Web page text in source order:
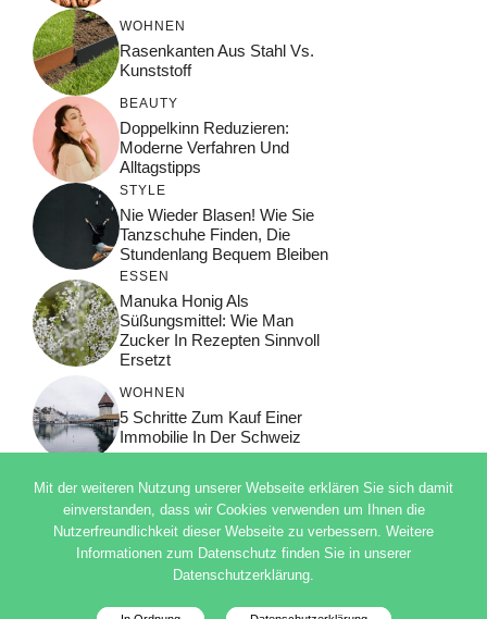
WOHNEN
Rasenkanten Aus Stahl Vs.
Kunststoff
BEAUTY
Doppelkinn Reduzieren:
Moderne Verfahren Und
Alltagstipps
STYLE
Nie Wieder Blasen! Wie Sie
Tanzschuhe Finden, Die
Stundenlang Bequem Bleiben
ESSEN
Manuka Honig Als
Süßungsmittel: Wie Man
Zucker In Rezepten Sinnvoll
Ersetzt
WOHNEN
5 Schritte Zum Kauf Einer
Immobilie In Der Schweiz
© 2026 ADSIMPLE
DATENSCHUTZERKLÄRUNG
Mit der weiteren Nutzung unserer Webseite erklären Sie sich damit
einverstanden, dass wir Cookies verwenden um Ihnen die
Nutzerfreundlichkeit dieser Webseite zu verbessern. Weitere
Informationen zum Datenschutz finden Sie in unserer
Datenschutzerklärung.